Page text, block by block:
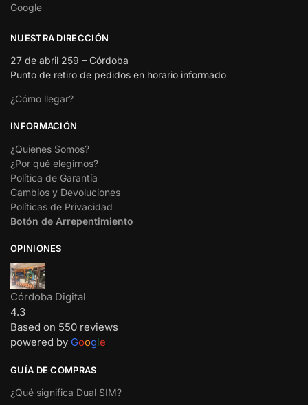
Google
NUESTRA DIRECCIÓN
27 de abril 259 – Córdoba
Punto de retiro de pedidos en horario informado
¿Cómo llegar?
INFORMACIÓN
¿Quienes Somos?
¿Por qué elegirnos?
Política de Garantía
Cambios y Devoluciones
Políticas de Privacidad
Botón de Arrepentimiento
OPINIONES
Córdoba Digital
4.3
Based on 550 reviews
powered by Google
GUÍA DE COMPRAS
¿Qué significa Dual SIM?